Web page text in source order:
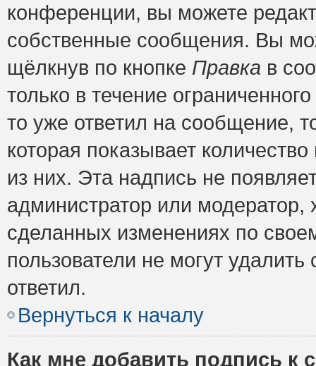
конференции, вы можете
собственные сообщения. Вы
щёлкнув по кнопке Правка в
только в течение
то уже ответил на сообщение,
которая показывает
из них. Эта надпись не
администратор или модератор,
сделанных изменениях по
пользователи не могут
ответил.
Вернуться к началу
Как мне добавить подпись к